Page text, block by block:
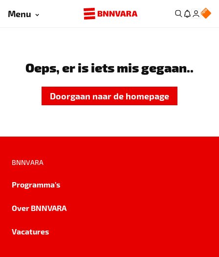
Menu
Oeps, er is iets mis gegaan..
Doorgaan naar de homepage
BNNVARA
Programma's
Over BNNVARA
Vacatures